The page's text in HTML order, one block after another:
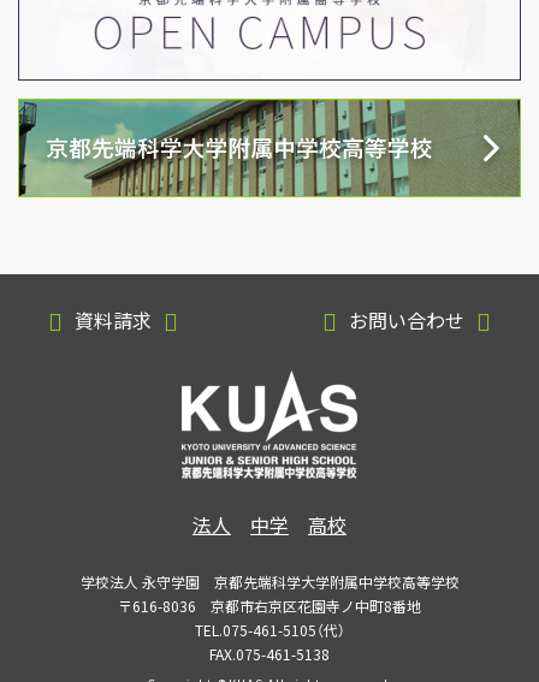
資料請求 お問い合わせ
法人 中学 高校
学校法人 永守学園 京都先端科学大学附属中学校高等学校
〒616-8036 京都市右京区花園寺ノ中町8番地
TEL.075-461-5105（代）
FAX.075-461-5138